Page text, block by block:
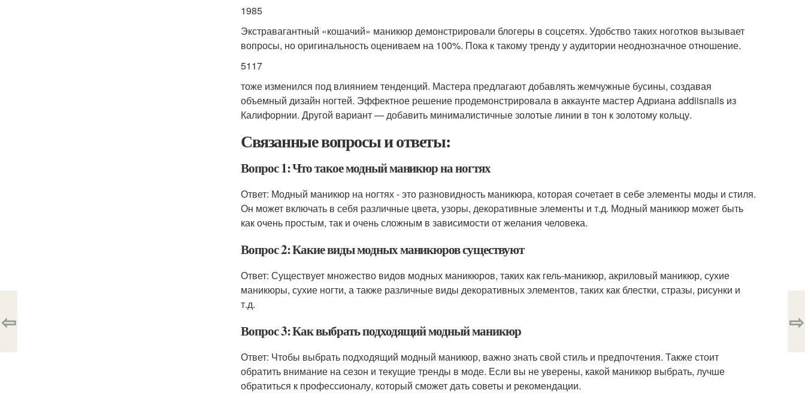
1985
Экстравагантный «​кошачий» маникюр демонстрировали блогеры в соцсетях. Удобство таких ноготков вызывает
вопросы, но оригинальность оцениваем на 100%. Пока к такому тренду у аудитории неоднозначное отношение.
5117
тоже изменился под влиянием тенденций. Мастера предлагают добавлять жемчужные бусины, создавая
объемный дизайн ногтей. Эффектное решение продемонстрировала в аккаунте мастер Адриана addiisnails из
Калифорнии. Другой вариант — добавить минималистичные золотые линии в тон к золотому кольцу.
Связанные вопросы и ответы:
Вопрос 1: Что такое модный маникюр на ногтях
Ответ: Модный маникюр на ногтях - это разновидность маникюра, которая сочетает в себе элементы моды и стиля.
Он может включать в себя различные цвета, узоры, декоративные элементы и т.д. Модный маникюр может быть
как очень простым, так и очень сложным в зависимости от желания человека.
Вопрос 2: Какие виды модных маникюров существуют
Ответ: Существует множество видов модных маникюров, таких как гель-маникюр, акриловый маникюр, сухие
маникюры, сухие ногти, а также различные виды декоративных элементов, таких как блестки, стразы, рисунки и
т.д.
Вопрос 3: Как выбрать подходящий модный маникюр
Ответ: Чтобы выбрать подходящий модный маникюр, важно знать свой стиль и предпочтения. Также стоит
обратить внимание на сезон и текущие тренды в моде. Если вы не уверены, какой маникюр выбрать, лучше
обратиться к профессионалу, который сможет дать советы и рекомендации.
⇦ ⇨